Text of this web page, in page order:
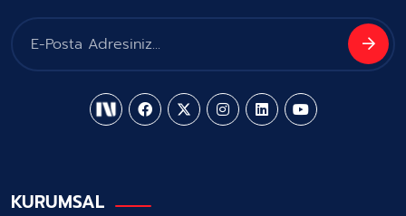
KURUMSAL